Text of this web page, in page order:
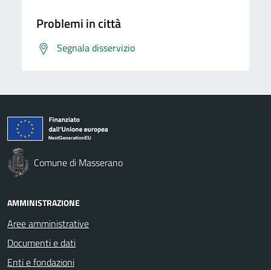
Problemi in città
Segnala disservizio
Comune di Masserano
AMMINISTRAZIONE
Aree amministrative
Documenti e dati
Enti e fondazioni